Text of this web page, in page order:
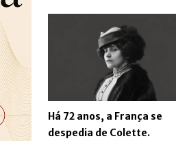
Há 72 anos, a França se
despedia de Colette.